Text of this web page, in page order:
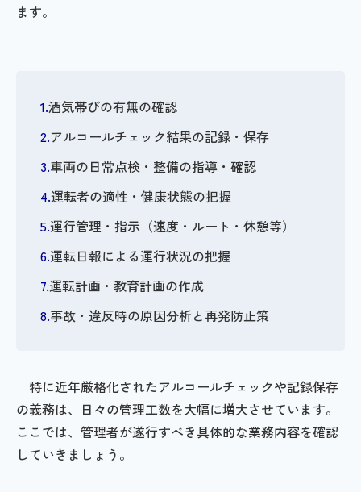
ます。
酒気帯びの有無の確認
アルコールチェック結果の記録・保存
車両の日常点検・整備の指導・確認
運転者の適性・健康状態の把握
運行管理・指示（速度・ルート・休憩等）
運転日報による運行状況の把握
運転計画・教育計画の作成
事故・違反時の原因分析と再発防止策
特に近年厳格化されたアルコールチェックや記録保存
の義務は、日々の管理工数を大幅に増大させています。
ここでは、管理者が遂行すべき具体的な業務内容を確認
していきましょう。